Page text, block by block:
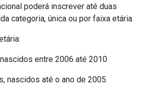
poderá inscrever até duas
categoria, única ou por faixa etária.
entre 2006 até 2010
nascidos até o ano de 2005